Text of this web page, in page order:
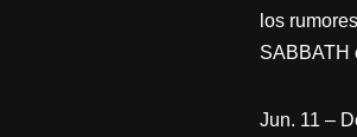
los
SABBATH
Jun. 11 –